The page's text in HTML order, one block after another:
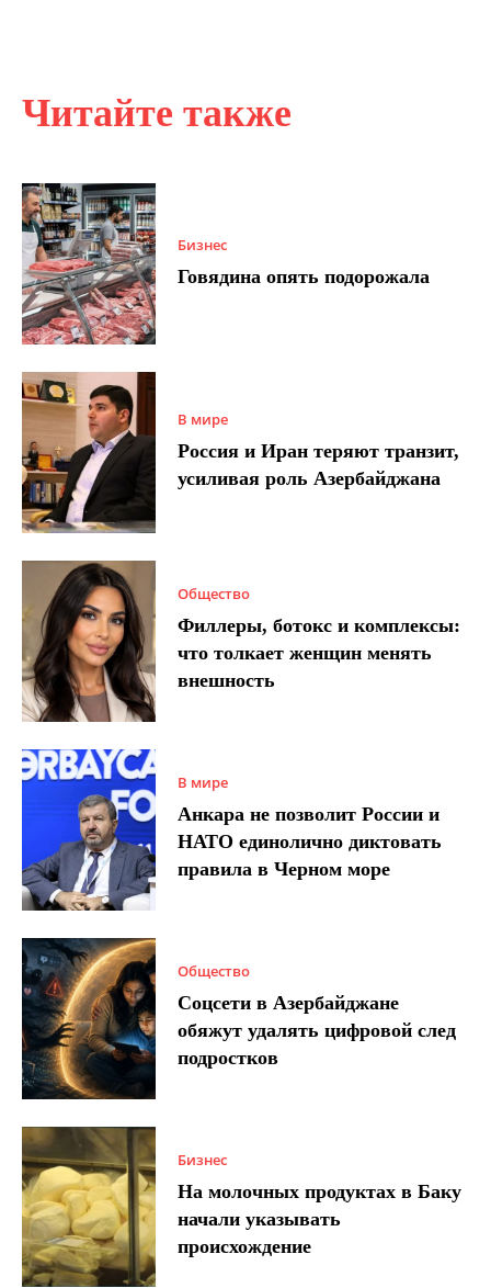
Читайте также
Бизнес
Говядина опять подорожала
В мире
Россия и Иран теряют транзит,
усиливая роль Азербайджана
Общество
Филлеры, ботокс и комплексы:
что толкает женщин менять
внешность
В мире
Анкара не позволит России и
НАТО единолично диктовать
правила в Черном море
Общество
Соцсети в Азербайджане
обяжут удалять цифровой след
подростков
Бизнес
На молочных продуктах в Баку
начали указывать
происхождение